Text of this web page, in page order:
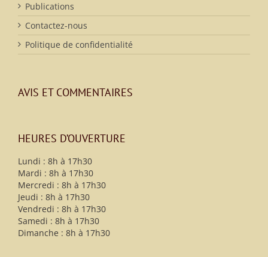
Publications
Contactez-nous
Politique de confidentialité
AVIS ET COMMENTAIRES
HEURES D’OUVERTURE
Lundi : 8h à 17h30
Mardi : 8h à 17h30
Mercredi : 8h à 17h30
Jeudi : 8h à 17h30
Vendredi : 8h à 17h30
Samedi : 8h à 17h30
Dimanche : 8h à 17h30